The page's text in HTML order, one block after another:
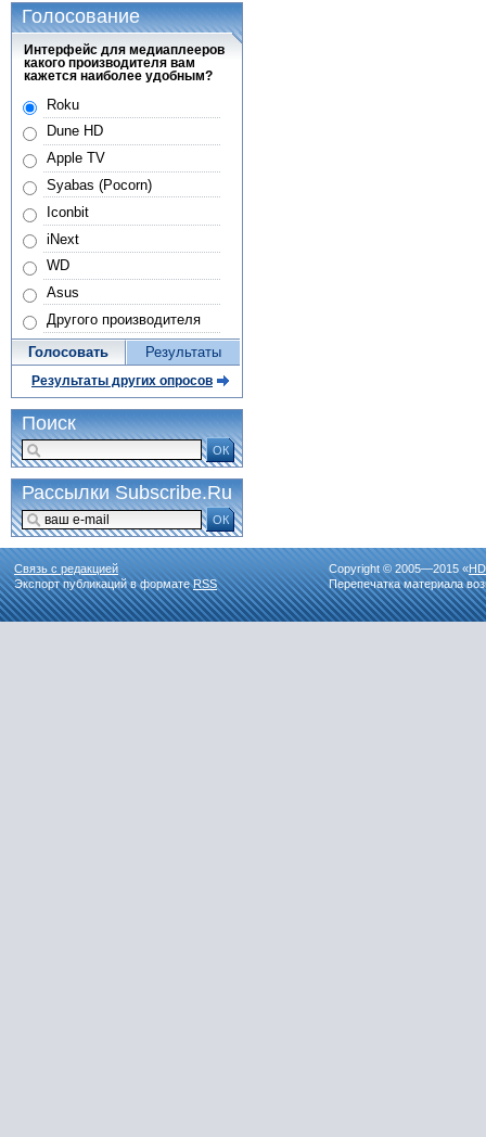
Голосование
Интерфейс для медиаплееров
какого производителя вам
кажется наиболее удобным?
Roku
Dune HD
Apple TV
Syabas (Pocorn)
Iconbit
iNext
WD
Asus
Другого производителя
Голосовать Результаты
Результаты других опросов
Поиск
ОК
Рассылки Subscribe.Ru
ОК
Связь с редакцией
Экспорт публикаций в форматеRSS
Copyright © 2005—2015 «
Перепечатка материала